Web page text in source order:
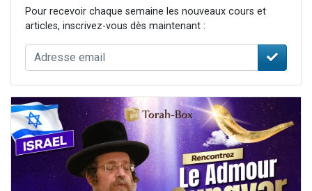
Pour recevoir chaque semaine les nouveaux cours et
articles, inscrivez-vous dès maintenant :